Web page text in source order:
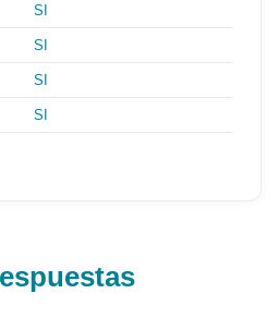
SI
SI
SI
SI